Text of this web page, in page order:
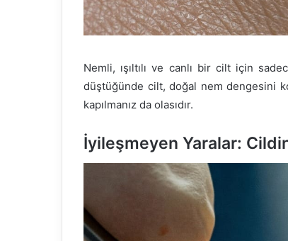
Nemli, ışıltılı ve canlı bir cilt için
düştüğünde cilt, doğal nem dengesini
kapılmanız da olasıdır.
İyileşmeyen Yaralar: